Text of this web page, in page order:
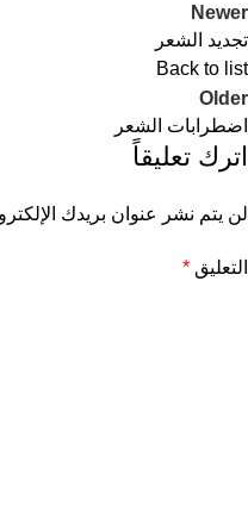
Newer
تجديد الشعر
Back to list
Older
اضطرابات الشعر
اترك تعليقاً
لن يتم نشر عنوان بريدك
التعليق *